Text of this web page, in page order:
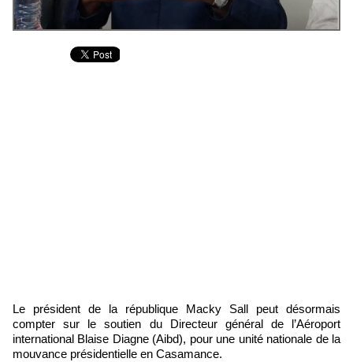
Le président de la république Macky Sall peut désormais
compter sur le soutien du Directeur général de l’Aéroport
international Blaise Diagne (Aibd), pour une unité nationale de la
mouvance présidentielle en Casamance.